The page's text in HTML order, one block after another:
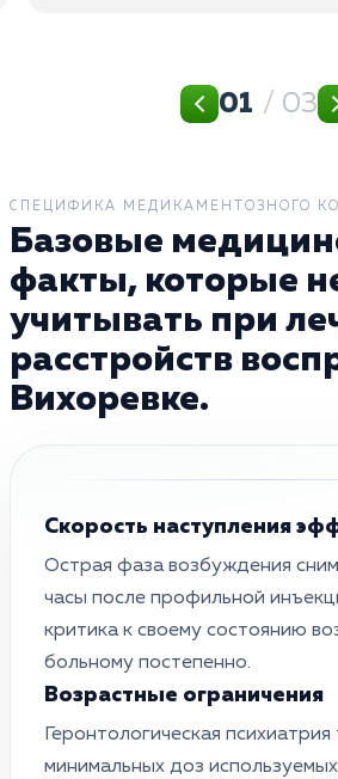
01 / 03
СПЕЦИФИКА МЕДИКАМЕНТОЗНОГО
Базовые
факты, которые
учитывать при
расстройств
Вихоревке.
Скорость наступления
Острая фаза возбуждения
часы после профильной
критика к своему состоянию
больному постепенно.
Возрастные ограничения
Геронтологическая
минимальных доз